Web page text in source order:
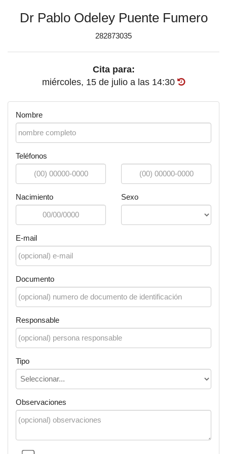
Dr Pablo Odeley Puente Fumero
282873035
Cita para:
miércoles, 15 de julio a las 14:30
Nombre
Teléfonos
Nacimiento Sexo
E-mail
Documento
Responsable
Tipo
Observaciones